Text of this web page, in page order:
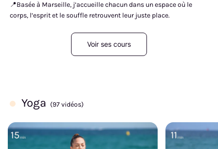
📍Basée à Marseille, j’accueille chacun dans un espace où le
corps, l’esprit et le souffle retrouvent leur juste place.
Voir ses cours
Yoga (97 vidéos)